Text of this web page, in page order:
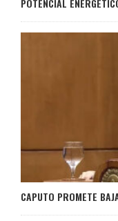
CAPUTO PROMETE